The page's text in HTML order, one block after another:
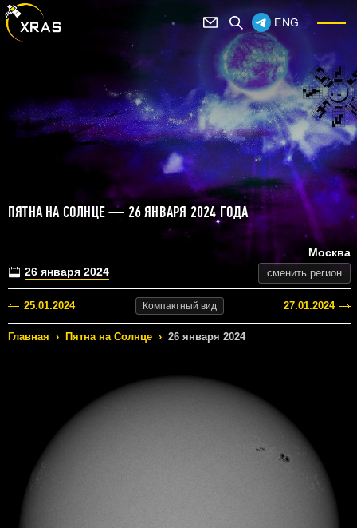
ENG
ПЯТНА НА СОЛНЦЕ — 26 ЯНВАРЯ 2024 ГОДА
26 января 2024
Москва
сменить регион
25.01.2024 Компактный вид 27.01.2024
Главная › Пятна на Солнце › 26 января 2024